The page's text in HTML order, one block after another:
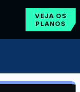
VEJA OS
PLANOS